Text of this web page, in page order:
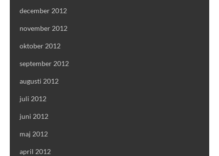
december 2012
november 2012
oktober 2012
september 2012
augusti 2012
juli 2012
juni 2012
maj 2012
april 2012